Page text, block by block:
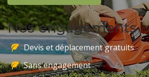
Nos engagements
Devis et déplacement gratuits
Sans engagement